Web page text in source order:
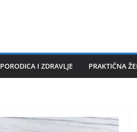
PORODICA I ZDRAVLJE PRAKTIČNA